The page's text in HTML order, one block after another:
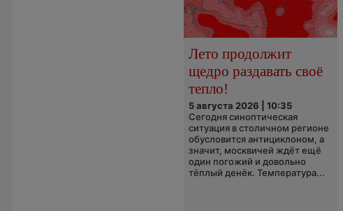
Лето продолжит
щедро раздавать своё
тепло!
5 августа 2026 | 10:35
Сегодня синоптическая
ситуация в столичном регионе
обусловится антициклоном, а
значит, москвичей ждёт ещё
один погожий и довольно
тёплый денёк. Температура...